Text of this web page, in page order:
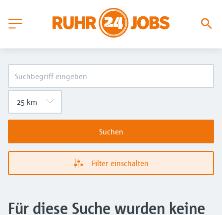
Suchen
Filter einschalten
Für diese Suche wurden keine